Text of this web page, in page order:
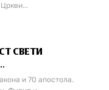
СВЕТИ
и 70 апостола.